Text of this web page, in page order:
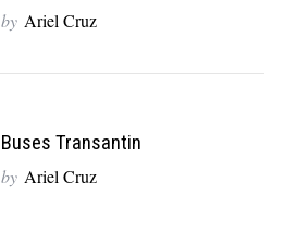
by Ariel Cruz
Buses Transantin
by Ariel Cruz